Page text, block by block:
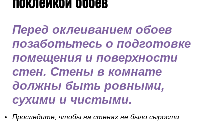
Перед оклеиванием обоев
позаботьтесь о подготовке
помещения и поверхности
стен. Стены в комнате
должны быть ровными,
сухими и чистыми.
Проследите, чтобы на стенах не было сырости.